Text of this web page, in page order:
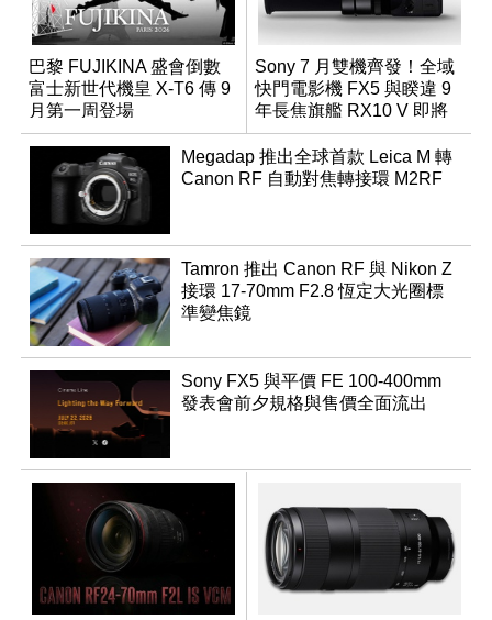
巴黎 FUJIKINA 盛會倒數
富士新世代機皇 X-T6 傳 9
月第一周登場
Sony 7 月雙機齊發！全域
快門電影機 FX5 與睽違 9
年長焦旗艦 RX10 V 即將
登場
Megadap 推出全球首款 Leica M 轉
Canon RF 自動對焦轉接環 M2RF
Tamron 推出 Canon RF 與 Nikon Z
接環 17-70mm F2.8 恆定大光圈標
準變焦鏡
Sony FX5 與平價 FE 100-400mm
發表會前夕規格與售價全面流出